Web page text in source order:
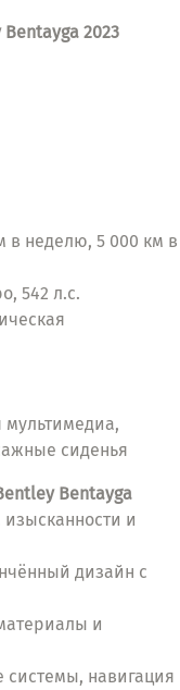
2023
в неделю, 5 000 км в
542 л.с.
мультимедиа,
сиденья
Bentayga
и
дизайн с
и
системы, навигация